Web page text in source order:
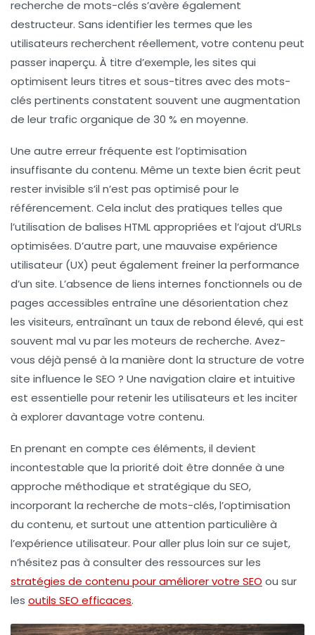
recherche de mots-clés s’avère également
destructeur. Sans identifier les termes que les
utilisateurs recherchent réellement, votre contenu peut
passer inaperçu. À titre d’exemple, les sites qui
optimisent leurs titres et sous-titres avec des mots-
clés pertinents constatent souvent une augmentation
de leur trafic organique de 30 % en moyenne.
Une autre erreur fréquente est l’optimisation
insuffisante du contenu. Même un texte bien écrit peut
rester invisible s’il n’est pas optimisé pour le
référencement. Cela inclut des pratiques telles que
l’utilisation de balises HTML appropriées et l’ajout d’URLs
optimisées. D’autre part, une mauvaise expérience
utilisateur (UX) peut également freiner la performance
d’un site. L’absence de liens internes fonctionnels ou de
pages accessibles entraîne une désorientation chez
les visiteurs, entraînant un taux de rebond élevé, qui est
souvent mal vu par les moteurs de recherche. Avez-
vous déjà pensé à la manière dont la structure de votre
site influence le SEO ? Une navigation claire et intuitive
est essentielle pour retenir les utilisateurs et les inciter
à explorer davantage votre contenu.
En prenant en compte ces éléments, il devient
incontestable que la priorité doit être donnée à une
approche méthodique et stratégique du SEO,
incorporant la recherche de mots-clés, l’optimisation
du contenu, et surtout une attention particulière à
l’expérience utilisateur. Pour aller plus loin sur ce sujet,
n’hésitez pas à consulter des ressources sur les
stratégies de contenu pour améliorer votre SEO ou sur
les outils SEO efficaces.